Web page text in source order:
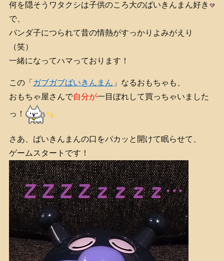
何を隠そうワタクシは子供のころ大のばいきんまん好き
で、
パンダ子につられて昔の情熱がすっかりよみがえり
（笑）
一緒になってハマっております！
この「 ガブガブばいきんまん 」なるおもちゃも、
おもちゃ屋さんで自分が一目ぼれして買っちゃいました
っ！
さあ、ばいきんまんの口をパカッと開けて眠らせて、
ゲームスタートです！